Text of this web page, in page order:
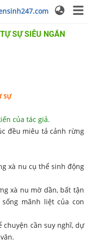
SỰ SIÊU NGẮN
sự
của tác giả.
đều miêu tả cảnh rừng
xà nu cụ thể sinh động
xà nu mờ dần, bất tận
mãnh liệt của con
chuyện cần suy nghĩ, dự